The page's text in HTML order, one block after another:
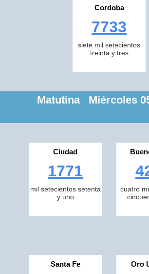
Cordoba
7733
siete mil setecientos
treinta y tres
Matutina Miércoles
Ciudad
1771
mil setecientos setenta
y uno
cuatro
Santa Fe Oro